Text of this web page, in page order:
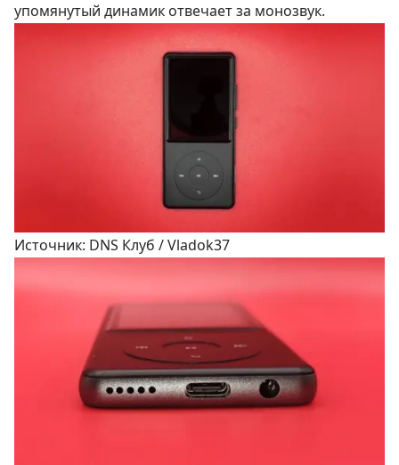
упомянутый динамик отвечает за монозвук.
Источник: DNS Клуб / Vladok37